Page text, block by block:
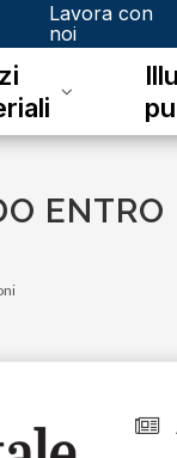
Lavora con
noi